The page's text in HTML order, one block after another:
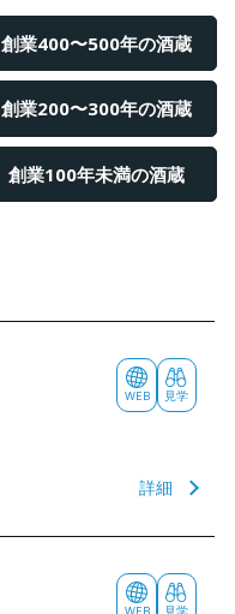
創業400〜500年の酒蔵
創業200〜300年の酒蔵
創業100年未満の酒蔵
WEB 見学
詳細